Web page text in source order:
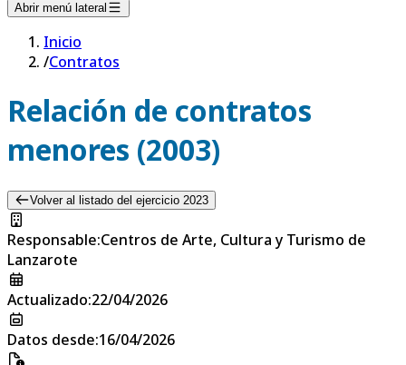
Abrir menú lateral
Inicio
/Contratos
Relación de contratos
menores (2003)
Volver al listado del ejercicio 2023
Responsable:Centros de Arte, Cultura y Turismo de
Lanzarote
Actualizado:22/04/2026
Datos desde:16/04/2026